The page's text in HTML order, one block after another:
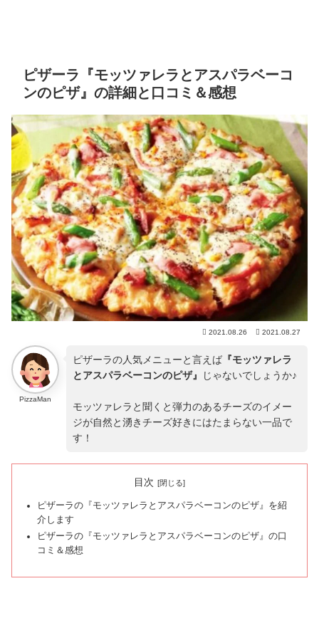
ピザーラ『モッツァレラとアスパラベーコ
ンのピザ』の詳細と口コミ＆感想
2021.08.26 2021.08.27
PizzaMan
ピザーラの人気メニューと言えば『モッツァレラ
とアスパラベーコンのピザ』
じゃないでしょうか♪
モッツァレラと聞くと弾力のあるチーズのイメー
ジが自然と湧きチーズ好きにはたまらない一品で
す！
目次
ピザーラの『モッツァレラとアスパラベーコンのピザ』を紹
介します
ピザーラの『モッツァレラとアスパラベーコンのピザ』の口
コミ＆感想